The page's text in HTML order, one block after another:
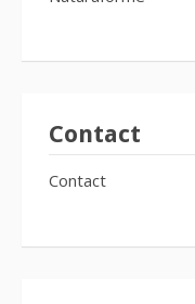
Contact
Contact